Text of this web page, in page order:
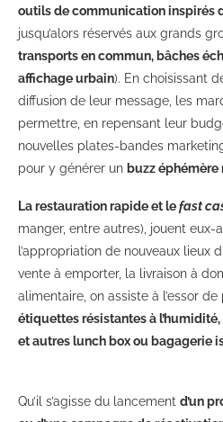
outils de communication inspirés
jusqu’alors réservés aux grands
transports en commun, bâches
affichage urbain). En choisissant
diffusion de leur message, les
permettre, en repensant leur
nouvelles plates-bandes
pour y générer un buzz
La restauration rapide et lefast
manger, entre autres) , jouent
l’appropriation de nouveaux lieux
vente à emporter, la livraison à
alimentaire, on assiste à l’essor
étiquettes résistantes à
et autres lunch box ou bagagerie
Qu’il s’agisse du lancement d’un